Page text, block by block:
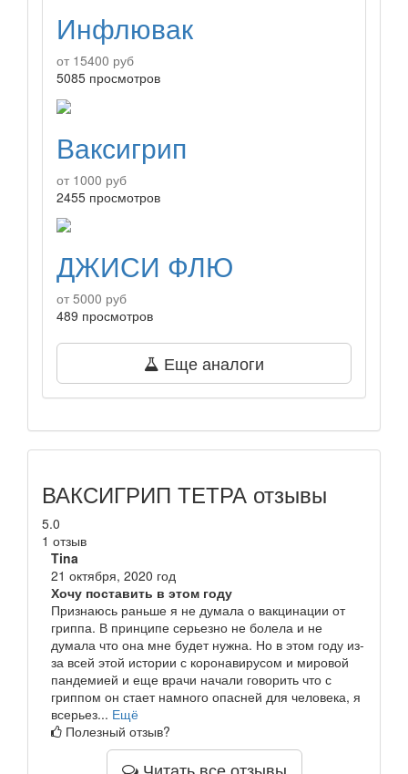
Инфлювак
от 15400 руб
5085 просмотров
Ваксигрип
от 1000 руб
2455 просмотров
ДЖИСИ ФЛЮ
от 5000 руб
489 просмотров
Еще аналоги
ВАКСИГРИП ТЕТРА отзывы
5.0
1 отзыв
Tina
21 октября, 2020 год
Хочу поставить в этом году
Признаюсь раньше я не думала о вакцинации от
гриппа. В принципе серьезно не болела и не
думала что она мне будет нужна. Но в этом году из-
за всей этой истории с коронавирусом и мировой
пандемией и еще врачи начали говорить что с
гриппом он стает намного опасней для человека, я
всерьез... Ещё
Полезный отзыв?